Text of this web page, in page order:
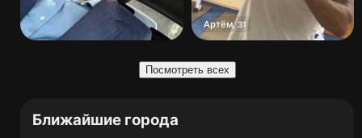
Артём,31
Посмотреть всех
Ближайшие города